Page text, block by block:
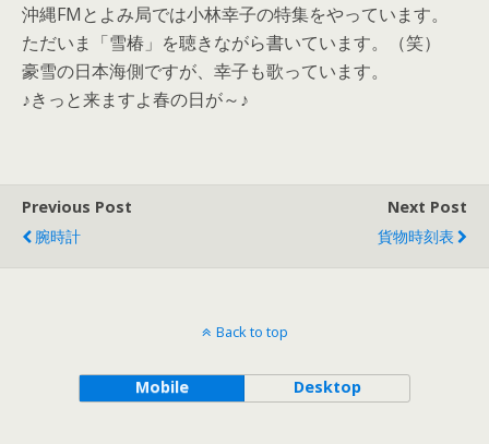
沖縄FMとよみ局では小林幸子の特集をやっています。
ただいま「雪椿」を聴きながら書いています。（笑）
豪雪の日本海側ですが、幸子も歌っています。
♪きっと来ますよ春の日が～♪
Previous Post
腕時計
Next Post
貨物時刻表
Back to top
Mobile Desktop